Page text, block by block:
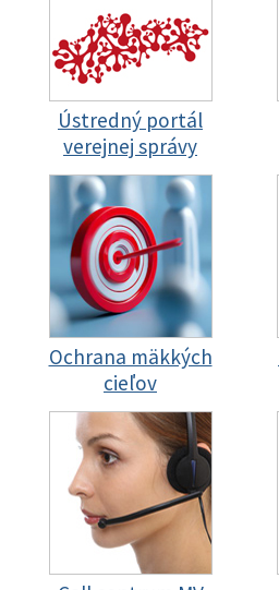
Ústredný portál
verejnej správy
Ochrana mäkkých
cieľov